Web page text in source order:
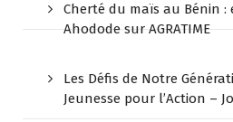
Cherté du maïs au Bénin :
Ahodode sur AGRATIME
Les Défis de Notre
Jeunesse pour l’Action –